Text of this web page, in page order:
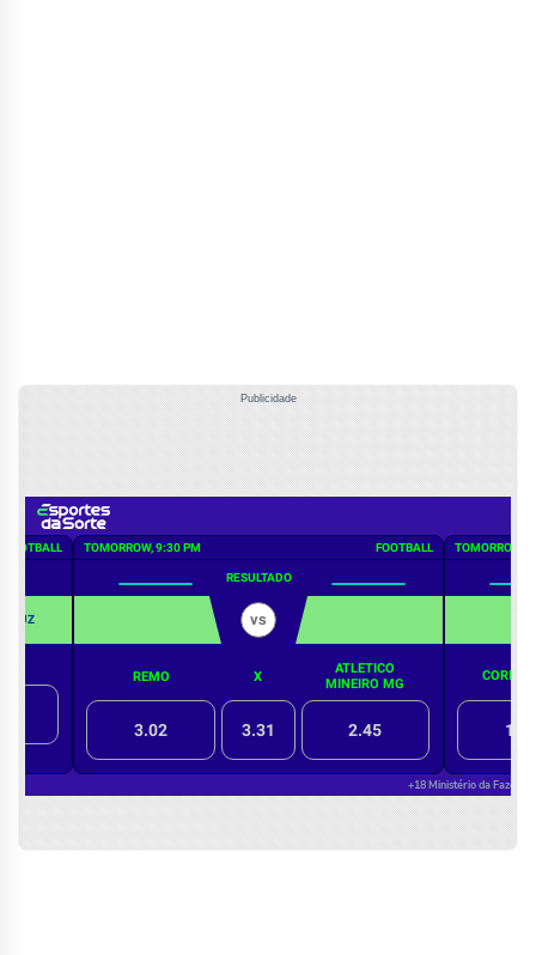
Publicidade